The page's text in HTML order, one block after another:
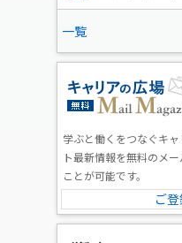
一覧
学ぶと働くをつなぐキ
ト最新情報を無料のメ
ことが可能です。
ご